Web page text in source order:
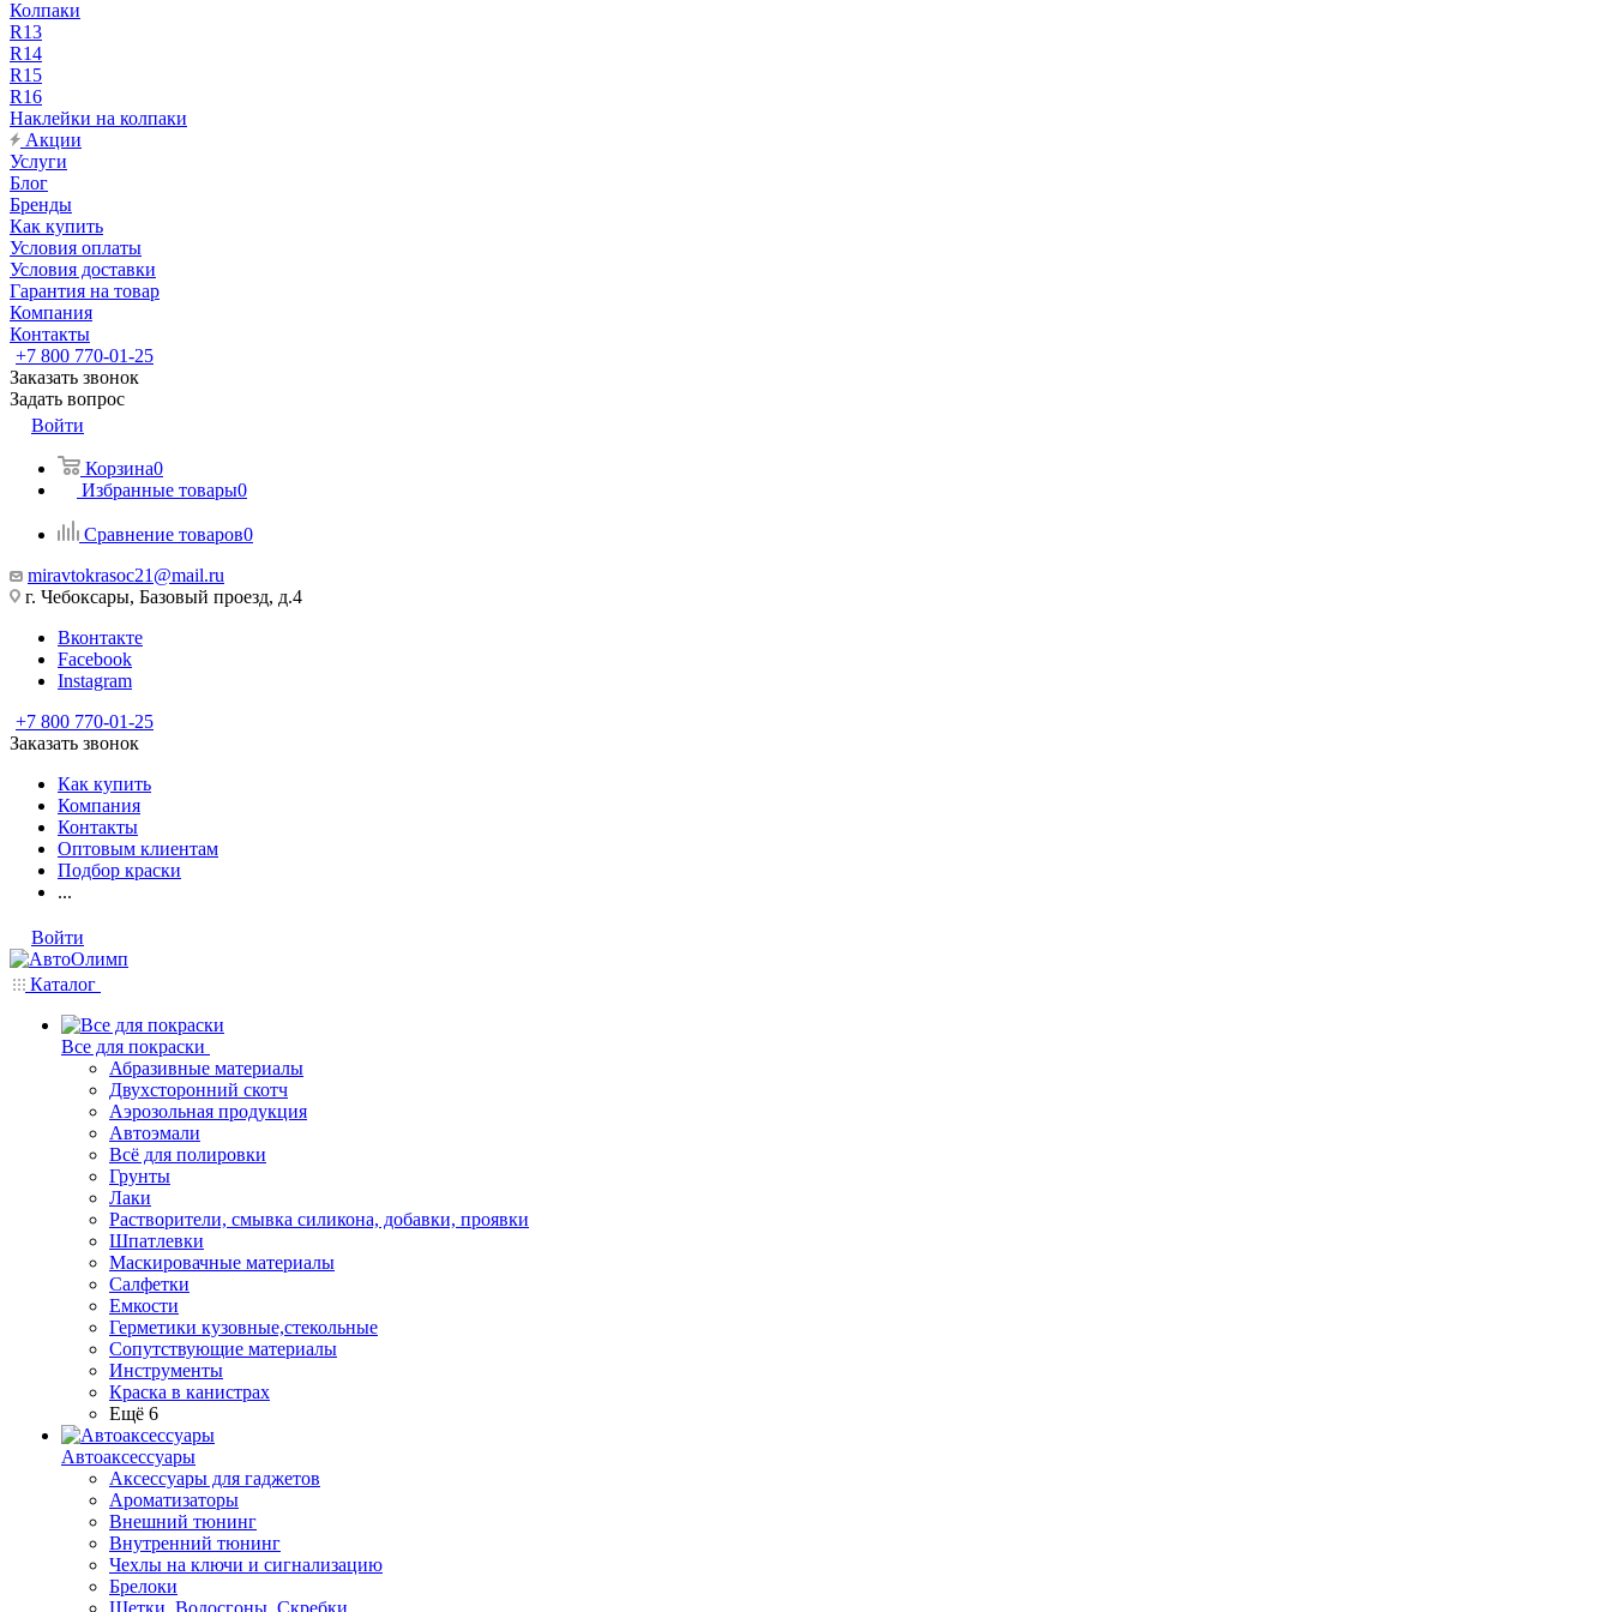
Колпаки
R13
R14
R15
R16
Наклейки на колпаки
Акции
Услуги
Блог
Бренды
Как купить
Условия оплаты
Условия доставки
Гарантия на товар
Компания
Контакты
+7 800 770-01-25
Заказать звонок
Задать вопрос
Войти
Корзина0
Избранные товары0
Сравнение товаров0
miravtokrasoc21@mail.ru
г. Чебоксары, Базовый проезд, д.4
Вконтакте
Facebook
Instagram
+7 800 770-01-25
Заказать звонок
Как купить
Компания
Контакты
Оптовым клиентам
Подбор краски
...
Войти
Каталог
Все для покраски
Абразивные материалы
Двухсторонний скотч
Аэрозольная продукция
Автоэмали
Всё для полировки
Грунты
Лаки
Растворители, смывка силикона, добавки, проявки
Шпатлевки
Маскировачные материалы
Салфетки
Емкости
Герметики кузовные,стекольные
Сопутствующие материалы
Инструменты
Краска в канистрах
Ещё 6
Автоаксессуары
Аксессуары для гаджетов
Ароматизаторы
Внешний тюнинг
Внутренний тюнинг
Чехлы на ключи и сигнализацию
Брелоки
Щетки, Водосгоны, Скребки